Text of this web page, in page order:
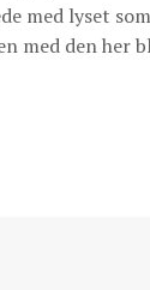
med lyset
med den her